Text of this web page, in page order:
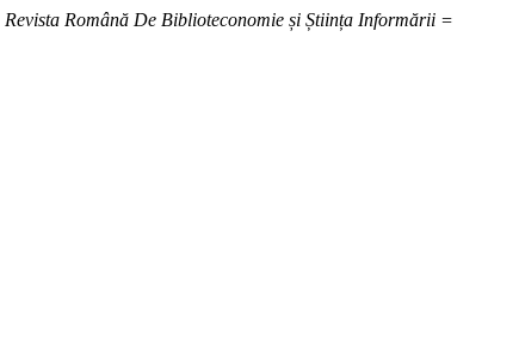
Revista Română De Biblioteconomie și Știința Informării =